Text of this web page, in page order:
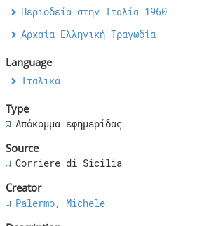
Περιοδεία στην Ιταλία 1960
Αρχαία Ελληνική Τραγωδία
Language
Ιταλικά
Type
Απόκομμα εφημερίδας
Source
Corriere di Sicilia
Creator
Palermo, Michele